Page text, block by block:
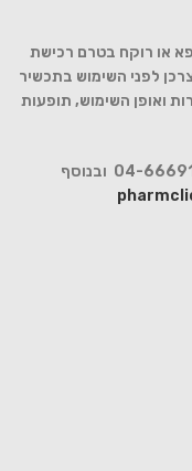
או רוקח בטרם רכישת
לפני השימוש בתכשיר
ואופן השימוש, תופעות
להתייעצות עם רוקח פנה למספר טלפון.04-6669192 ובנוסף